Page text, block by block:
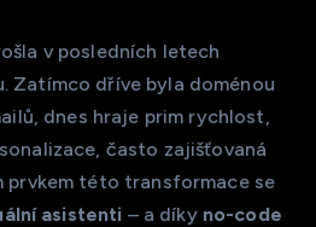
v posledních letech
Zatímco dříve byla doménou
dnes hraje prim rychlost,
často zajišťovaná
prvkem této transformace se
asistenti – a díky no-code